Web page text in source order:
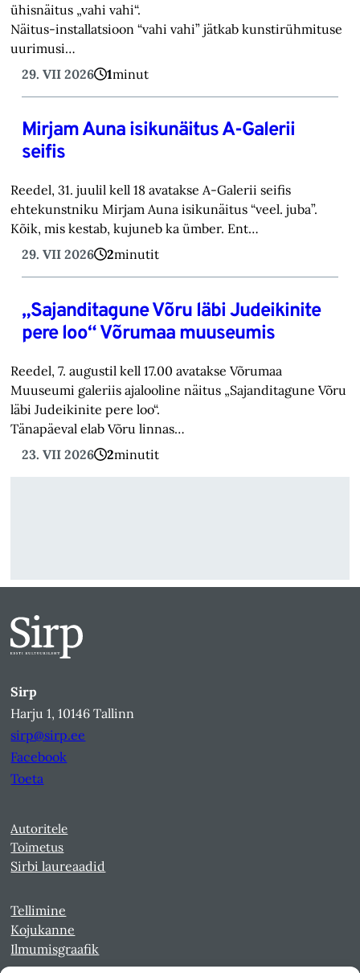
ühisnäitus „vahi vahi“.
Näitus-installatsioon “vahi vahi” jätkab kunstirühmituse
uurimusi…
29. VII 2026
1minut
Mirjam Auna isikunäitus A-Galerii
seifis
Reedel, 31. juulil kell 18 avatakse A-Galerii seifis
ehtekunstniku Mirjam Auna isikunäitus “veel. juba”.
Kõik, mis kestab, kujuneb ka ümber. Ent…
29. VII 2026
2minutit
„Sajanditagune Võru läbi Judeikinite
pere loo“ Võrumaa muuseumis
Reedel, 7. augustil kell 17.00 avatakse Võrumaa
Muuseumi galeriis ajalooline näitus „Sajanditagune Võru
läbi Judeikinite pere loo“.
Tänapäeval elab Võru linnas…
23. VII 2026
2minutit
Sirp
Harju 1, 10146 Tallinn
sirp@sirp.ee
Facebook
Toeta
Autoritele
Toimetus
Sirbi laureaadid
Tellimine
Kojukanne
Ilmumisgraafik